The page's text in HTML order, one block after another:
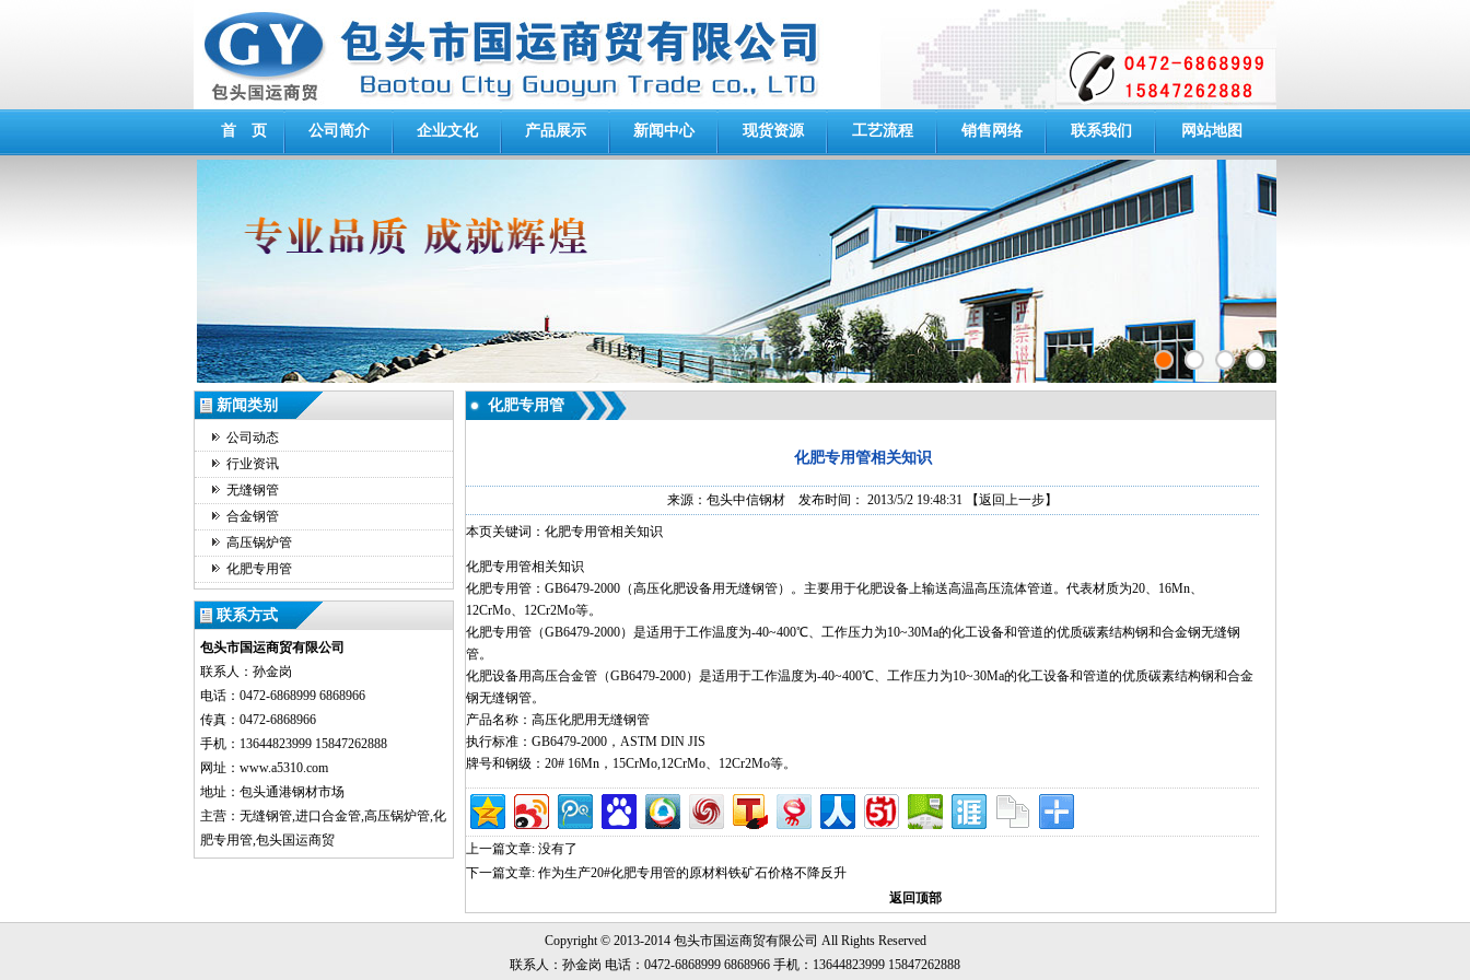
首 页 公司简介 企业文化 产品展示 新闻中心 现货资源 工艺流程 销售网络 联系我们 网站地图
新闻类别
公司动态
行业资讯
无缝钢管
合金钢管
高压锅炉管
化肥专用管
联系方式
包头市国运商贸有限公司
联系人：孙金岗
电话：0472-6868999 6868966
传真：0472-6868966
手机：13644823999 15847262888
网址：www.a5310.com
地址：包头通港钢材市场
主营：无缝钢管,进口合金管,高压锅炉管,化
肥专用管,包头国运商贸
化肥专用管
化肥专用管相关知识
来源： 包头中信钢材 发布时间： 2013/5/2 19:48:31 【返回上一步】
本页关键词：化肥专用管相关知识
化肥专用管相关知识
化肥专用管：GB6479-2000（高压化肥设备用无缝钢管）。主要用于化肥设备上输送高温高压流体管道。代表材质为20、16Mn、
12CrMo、12Cr2Mo等。
化肥专用管（GB6479-2000）是适用于工作温度为-40~400℃、工作压力为10~30Ma的化工设备和管道的优质碳素结构钢和合金钢无缝钢
管。
化肥设备用高压合金管（GB6479-2000）是适用于工作温度为-40~400℃、工作压力为10~30Ma的化工设备和管道的优质碳素结构钢和合金
钢无缝钢管。
产品名称：高压化肥用无缝钢管
执行标准：GB6479-2000，ASTM DIN JIS
牌号和钢级：20# 16Mn，15CrMo,12CrMo、12Cr2Mo等。
上一篇文章: 没有了
下一篇文章: 作为生产20#化肥专用管的原材料铁矿石价格不降反升
返回顶部
Copyright © 2013-2014 包头市国运商贸有限公司 All Rights Reserved
联系人：孙金岗 电话：0472-6868999 6868966 手机：13644823999 15847262888